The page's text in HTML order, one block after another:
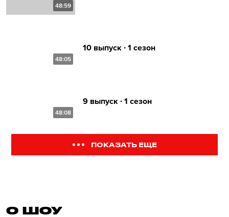
48:59
48:05
10 выпуск ∙ 1 сезон
48:08
9 выпуск ∙ 1 сезон
ПОКАЗАТЬ ЕЩЕ
О ШОУ